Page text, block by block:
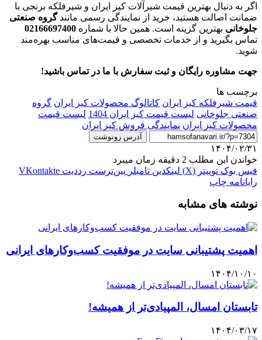
اگر به دنبال بهترین قیمت شیرآلات کیز ایران و شیرفلکه برنجی با
ضمانت اصالت هستید، خرید از نمایندگی رسمی مانندگروه صنعتی
جلوخانی بهترین گزینه است. همین حالا با شماره 02166697400
تماس بگیرید و از خدمات تخصصی و قیمت‌های مناسب بهره‌مند
شوید.
جهت مشاوره رایگان و ثبت سفارش با ما در تماس باشید!
برچسب ها
قیمت شیرفلکه کیز ایران کاتالوگ محصولات کیز ایران گروه
صنعتی جلوخانی لیست قیمت کیز ایران 1404
لیست قیمت
محصولات کیز ایران نمایندگی فروش کیز ایران
آدرس رونوشت
۱۴۰۴/۰۲/۳۱
خواندن این مطلب 2 دقیقه زمان میبرد
فیس بوک توییتر (X) لینکدین ‫تامبلر ‫پین‌ترست ‫رددیت ‫VKontakte
رایانامه چاپ
نوشته های مشابه
اهمیت پشتیبانی سایت در موفقیت کسب‌وکارهای ایرانی
۱۴۰۴/۱۰/۱۰
تابستان امسال، المپیادی‌تر از همیشه!
۱۴۰۴/۰۳/۱۷